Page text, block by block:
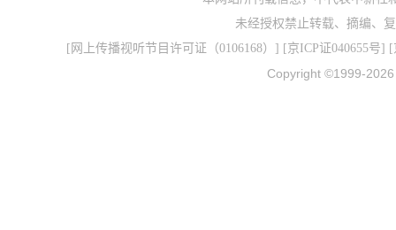
未经授权禁止转载、摘编、
[ 网上传播视听节目许可证（0106168） ] [京ICP证040655号] [
Copyright ©1999-